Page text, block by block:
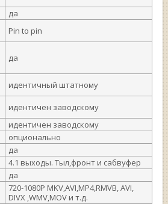
да
Pin to pin
да
идентичный штатному
идентичен заводскому
идентичен заводскому
опционально
да
4.1 выходы. Тыл,фронт и сабвуфер
да
720-1080P MKV,AVI,MP4,RMVB, AVI,
DIVX ,WMV,MOV и т.д.